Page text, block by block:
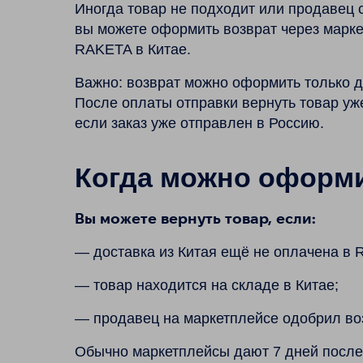
Иногда товар не подходит или продавец
вы можете оформить возврат через
RAKETA в Китае.
Важно: возврат можно оформить только
После оплаты отправки вернуть товар
если заказ уже отправлен в Россию.
Когда можно
Вы можете вернуть товар, если:
— доставка из Китая ещё не оплачена в
— товар находится на складе в Китае;
— продавец на маркетплейсе одобрил
Обычно маркетплейсы дают 7 дней